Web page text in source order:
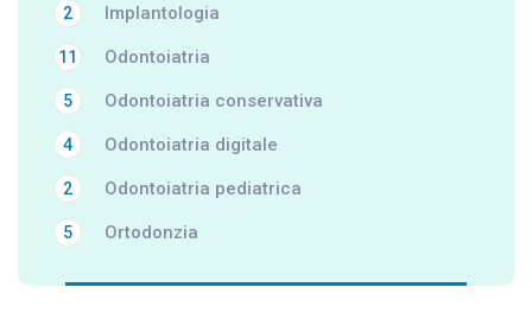
Implantologia
2
Odontoiatria
11
Odontoiatria conservativa
5
Odontoiatria digitale
4
Odontoiatria pediatrica
2
Ortodonzia
5